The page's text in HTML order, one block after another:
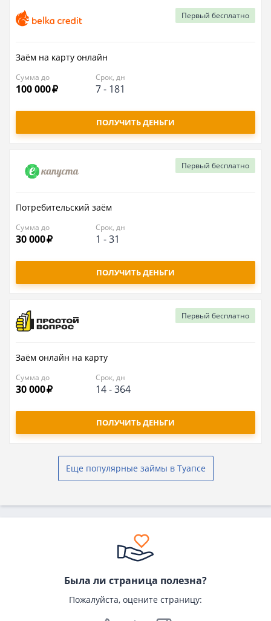
Заём на карту онлайн
Сумма до
100 000
Срок, дн
7- 181
Первый бесплатно
ПОЛУЧИТЬ ДЕНЬГИ
Потребительский заём
Сумма до
30 000
Срок, дн
1 -31
Первый бесплатно
ПОЛУЧИТЬ ДЕНЬГИ
Заём онлайн на карту
Сумма до
30 000
Срок, дн
14-364
Первый бесплатно
ПОЛУЧИТЬ ДЕНЬГИ
Еще популярные займы в Туапсе
Была ли страница полезна?
Пожалуйста, оцените страницу: